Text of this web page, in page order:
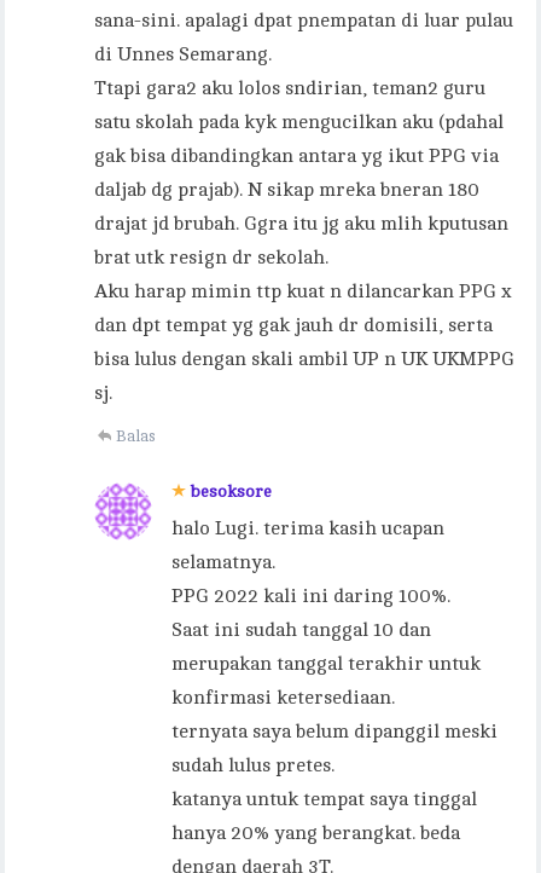
sana-sini. apalagi dpat pnempatan di luar pulau
di Unnes Semarang.
Ttapi gara2 aku lolos sndirian, teman2 guru
satu skolah pada kyk mengucilkan aku (pdahal
gak bisa dibandingkan antara yg ikut PPG via
daljab dg prajab). N sikap mreka bneran 180
drajat jd brubah. Ggra itu jg aku mlih kputusan
brat utk resign dr sekolah.
Aku harap mimin ttp kuat n dilancarkan PPG x
dan dpt tempat yg gak jauh dr domisili, serta
bisa lulus dengan skali ambil UP n UK UKMPPG
sj.
Balas
besoksore
halo Lugi. terima kasih ucapan
selamatnya.
PPG 2022 kali ini daring 100%.
Saat ini sudah tanggal 10 dan
merupakan tanggal terakhir untuk
konfirmasi ketersediaan.
ternyata saya belum dipanggil meski
sudah lulus pretes.
katanya untuk tempat saya tinggal
hanya 20% yang berangkat. beda
dengan daerah 3T.